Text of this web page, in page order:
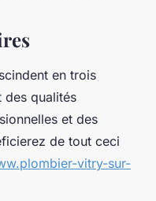
en trois
des qualités
et des
de tout ceci
vitry-sur-